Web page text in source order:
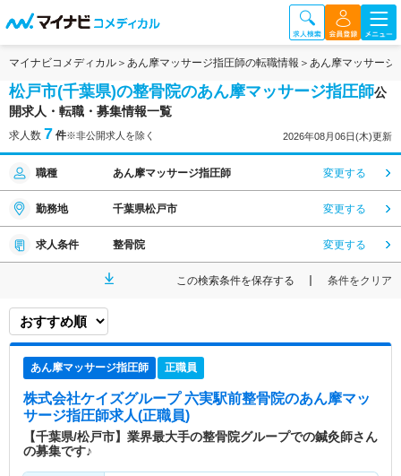
マイナビコメディカル あん摩マッサージ指圧師の転職情報 あん摩マッサージ
松戸市(千葉県)の整骨院のあん摩マッサージ指圧師公
開求人・転職・募集情報一覧
求人数 7 件※非公開求人を除く 2026年08月06日(木)更新
職種 あん摩マッサージ指圧師 変更する
勤務地 千葉県松戸市 変更する
求人条件 整骨院 変更する
この検索条件を保存する 条件をクリア
あん摩マッサージ指圧師 正職員
株式会社ケイズグループ 六実駅前整骨院のあん摩マッ
サージ指圧師求人(正職員)
【千葉県/松戸市】業界最大手の整骨院グループでの鍼灸師さん
の募集です♪